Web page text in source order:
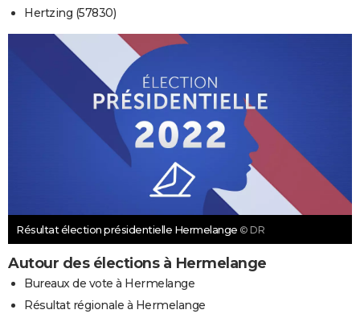
Hertzing (57830)
Résultat élection présidentielle Hermelange © DR
Autour des élections à Hermelange
Bureaux de vote à Hermelange
Résultat régionale à Hermelange